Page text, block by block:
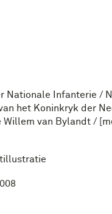
Nationale Infanterie /
het Koninkryk der
van Bylandt /